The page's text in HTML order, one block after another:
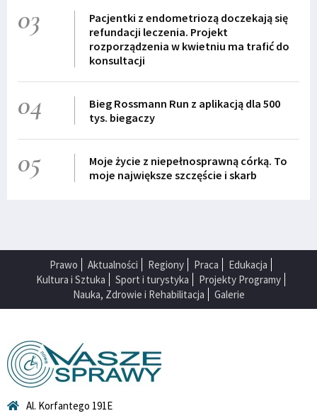
03
Pacjentki z endometriozą doczekają się
refundacji leczenia. Projekt
rozporządzenia w kwietniu ma trafić do
konsultacji
04
Bieg Rossmann Run z aplikacją dla 500
tys. biegaczy
05
Moje życie z niepełnosprawną córką. To
moje największe szczęście i skarb
Prawo Aktualności Regiony Praca
Edukacja
Kultura i Sztuka
Sport i turystyka
Projekty Programy
Nauka, Zdrowie i Rehabilitacja
Galerie
Al. Korfantego 191E